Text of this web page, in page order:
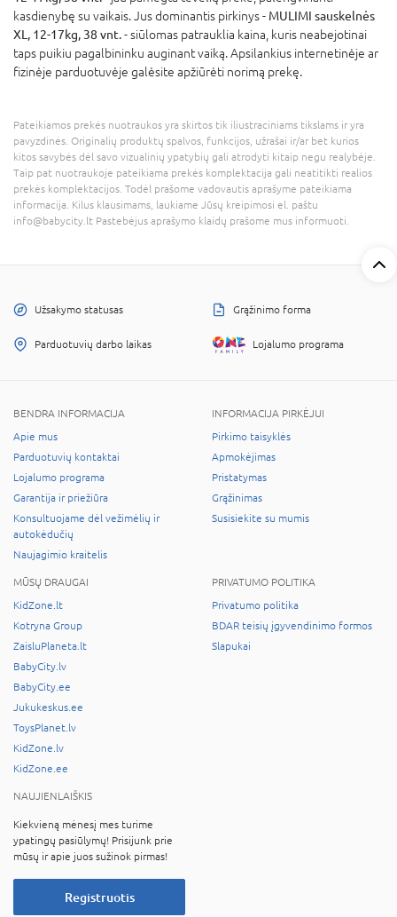
kasdienybę su vaikais. Jus dominantis pirkinys - MULIMI sauskelnės
XL, 12-17kg, 38 vnt.- siūlomas patrauklia kaina, kuris neabejotinai
taps puikiu pagalbininku auginant vaiką. Apsilankius internetinėje ar
fizinėje parduotuvėje galėsite apžiūrėti norimą prekę.
Pateikiamos prekės nuotraukos yra skirtos tik iliustraciniams tikslams ir yra
pavyzdinės. Originalių produktų spalvos, funkcijos, užrašai ir/ar bet kurios
kitos savybės dėl savo vizualinių ypatybių gali atrodyti kitaip negu realybėje.
Taip pat nuotraukoje pateikiama prekės komplektacija gali neatitikti realios
prekės komplektacijos. Todėl prašome vadovautis aprašyme pateikiama
informacija. Kilus klausimams, laukiame Jūsų kreipimosi el. paštu
info@babycity.lt Pastebėjus aprašymo klaidų prašome mus informuoti.
Užsakymo statusas Grąžinimo forma
Parduotuvių darbo laikas Lojalumo programa
BENDRA INFORMACIJA
Apie mus
Parduotuvių kontaktai
Lojalumo programa
Garantija ir priežiūra
Konsultuojame dėl vežimėlių ir
autokėdučių
Naujagimio kraitelis
INFORMACIJA PIRKĖJUI
Pirkimo taisyklės
Apmokėjimas
Pristatymas
Grąžinimas
Susisiekite su mumis
MŪSŲ DRAUGAI
KidZone.lt
Kotryna Group
ZaisluPlaneta.lt
BabyCity.lv
BabyCity.ee
Jukukeskus.ee
ToysPlanet.lv
KidZone.lv
KidZone.ee
PRIVATUMO POLITIKA
Privatumo politika
BDAR teisių įgyvendinimo formos
Slapukai
NAUJIENLAIŠKIS
Kiekvieną mėnesį mes turime
ypatingų pasiūlymų! Prisijunk prie
mūsų ir apie juos sužinok pirmas!
Registruotis